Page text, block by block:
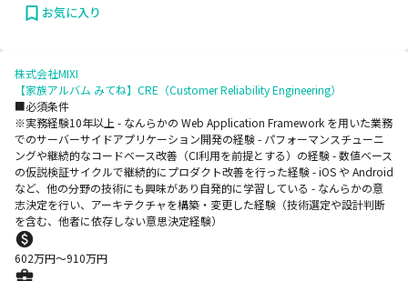
お気に入り
株式会社MIXI
【家族アルバム みてね】CRE（Customer Reliability Engineering）
■必須条件
※実務経験10年以上 - なんらかの Web Application Framework を用いた業務
でのサーバーサイドアプリケーション開発の経験 - パフォーマンスチューニ
ングや継続的なコードベース改善（CI利用を前提とする）の経験 - 数値ベース
の仮説検証サイクルで継続的にプロダクト改善を行った経験 - iOS や Android
など、他の分野の技術にも興味があり自発的に学習している - なんらかの意
志決定を行い、アーキテクチャを構築・変更した経験（技術選定や設計判断
を含む、他者に依存しない意思決定経験）
602万円〜910万円